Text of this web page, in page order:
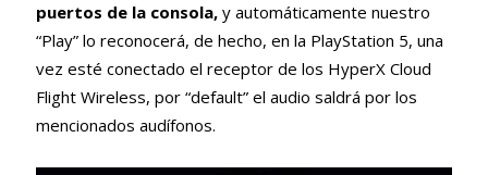
puertos de la consola,y automáticamente nuestro
“Play” lo reconocerá, de hecho, en la PlayStation 5, una
vez esté conectado el receptor de los HyperX Cloud
Flight Wireless, por “default” el audio saldrá por los
mencionados audífonos.